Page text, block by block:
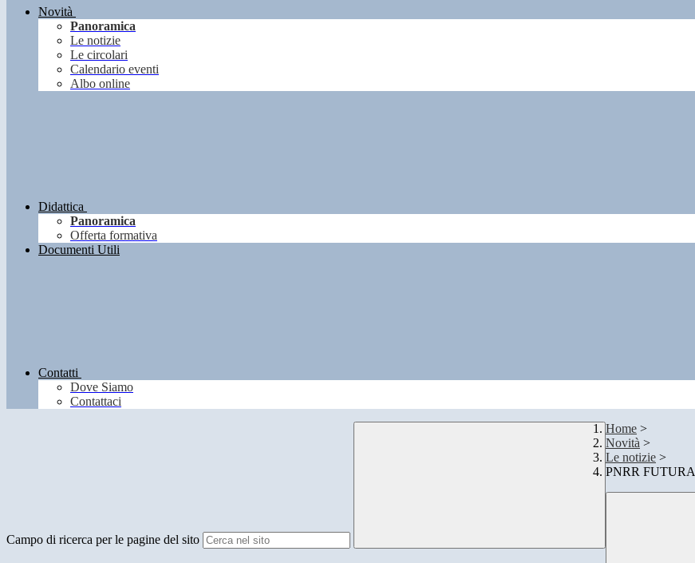
Novità
Panoramica
Le notizie
Le circolari
Calendario eventi
Albo online
Didattica
Panoramica
Offerta formativa
Documenti Utili
Contatti
Dove Siamo
Contattaci
Campo di ricerca per le pagine del sito
Home >
Novità >
Le notizie >
PNRR FUTURA